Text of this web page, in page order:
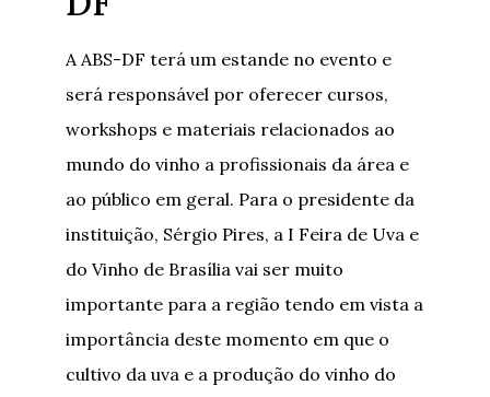
A ABS-DF terá um estande no evento e
será responsável por oferecer cursos,
workshops e materiais relacionados ao
mundo do vinho a profissionais da área e
ao público em geral. Para o presidente da
instituição, Sérgio Pires, a I Feira de Uva e
do Vinho de Brasília vai ser muito
importante para a região tendo em vista a
importância deste momento em que o
cultivo da uva e a produção do vinho do